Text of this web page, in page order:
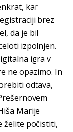
kar
brez
da je bil
izpolnjen.
igra v
ne opazimo. In
odtava,
Marije
želite počistiti,